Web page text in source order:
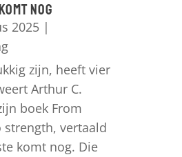
nog
2025|
zijn, heeft vier
Arthur C.
boek From
strength, vertaald
komt nog. Die